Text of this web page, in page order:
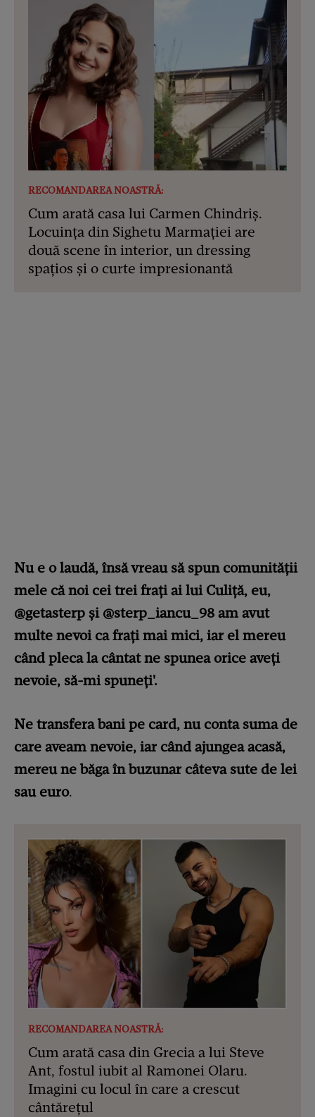
RECOMANDAREA NOASTRĂ:
Cum arată casa lui Carmen Chindriș.
Locuința din Sighetu Marmației are
două scene în interior, un dressing
spațios și o curte impresionantă
Nu e o laudă, însă vreau să spun comunității
mele că noi cei trei frați ai lui Culiță, eu,
@getasterp și @sterp_iancu_98 am avut
multe nevoi ca frați mai mici, iar el mereu
când pleca la cântat ne spunea orice aveți
nevoie, să-mi spuneți'.
Ne transfera bani pe card, nu conta suma de
care aveam nevoie, iar când ajungea acasă,
mereu ne băga în buzunar câteva sute de lei
sau euro.
RECOMANDAREA NOASTRĂ:
Cum arată casa din Grecia a lui Steve
Ant, fostul iubit al Ramonei Olaru.
Imagini cu locul în care a crescut
cântărețul